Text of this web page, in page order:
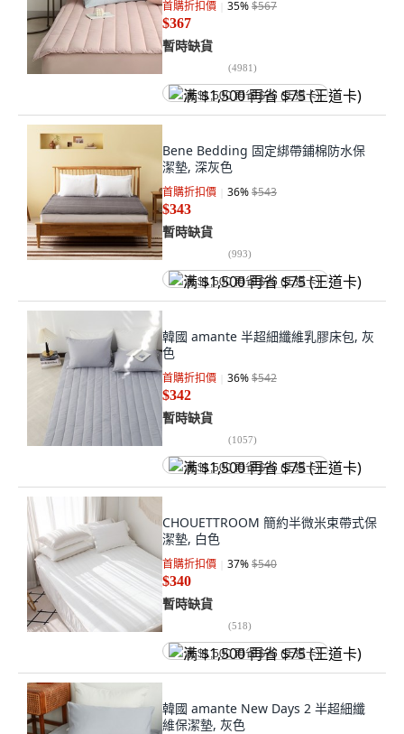
首購折扣價 35%$567
$367
暫時缺貨
(4981)
满 $1,500 再省 $75 (王道卡)
Bene Bedding 固定綁帶鋪棉防水保
潔墊, 深灰色
首購折扣價 36%$543
$343
暫時缺貨
(993)
满 $1,500 再省 $75 (王道卡)
韓國 amante 半超細纖維乳膠床包, 灰
色
首購折扣價 36%$542
$342
暫時缺貨
(1057)
满 $1,500 再省 $75 (王道卡)
CHOUETTROOM 簡約半微米束帶式保
潔墊, 白色
首購折扣價 37%$540
$340
暫時缺貨
(518)
满 $1,500 再省 $75 (王道卡)
韓國 amante New Days 2 半超細纖
維保潔墊, 灰色